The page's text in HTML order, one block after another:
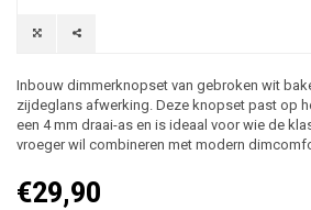
Inbouw dimmerknopset van gebroken wit
zijdeglans afwerking. Deze knopset past op
een 4 mm draai-as en is ideaal voor wie de
vroeger wil combineren met modern
€29,90